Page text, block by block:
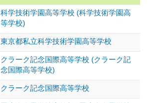
科学技術学園高等学校 (科学技術学園高
等学校)
東京都私立科学技術学園高等学校
クラーク記念国際高等学校 (クラーク記
念国際高等学校)
クラーク記念国際高等学校